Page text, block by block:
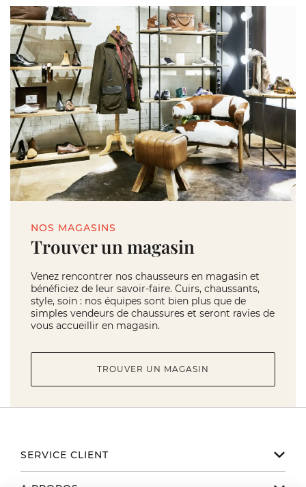
NOS MAGASINS
Trouver un magasin
Venez rencontrer nos chausseurs en magasin et
bénéficiez de leur savoir-faire. Cuirs, chaussants,
style, soin : nos équipes sont bien plus que de
simples vendeurs de chaussures et seront ravies de
vous accueillir en magasin.
TROUVER UN MAGASIN
SERVICE CLIENT